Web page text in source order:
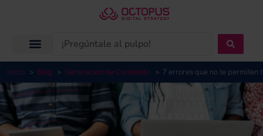
Search
Inicio Blog Generación de Contenido 7 errores que no te permiten